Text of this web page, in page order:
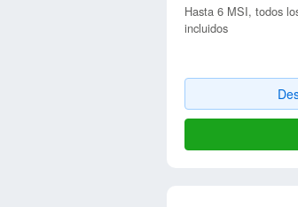
Hasta 6 MSI, todos
incluidos